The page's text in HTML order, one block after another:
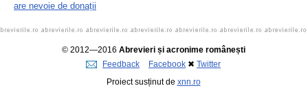
are nevoie de donații
© 2012—2016 Abrevieri și acronime românești
Feedback
Facebook ✖ Twitter
Proiect susținut de xnn.ro